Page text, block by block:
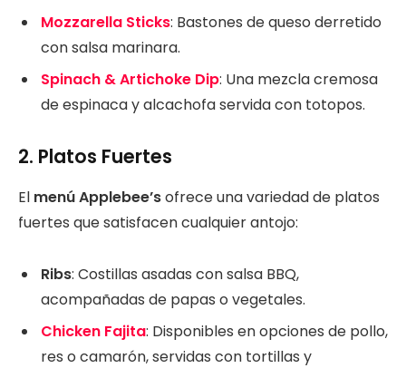
Mozzarella Sticks: Bastones de queso derretido
con salsa marinara.
Spinach & Artichoke Dip: Una mezcla cremosa
de espinaca y alcachofa servida con totopos.
2. Platos Fuertes
El menú Applebee’sofrece una variedad de platos
fuertes que satisfacen cualquier antojo:
Ribs: Costillas asadas con salsa BBQ,
acompañadas de papas o vegetales.
Chicken Fajita: Disponibles en opciones de pollo,
res o camarón, servidas con tortillas y